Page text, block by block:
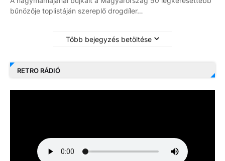
bűnözője toplistáján szereplő drogdíler…
Több bejegyzés betöltése
RETRO RÁDIÓ